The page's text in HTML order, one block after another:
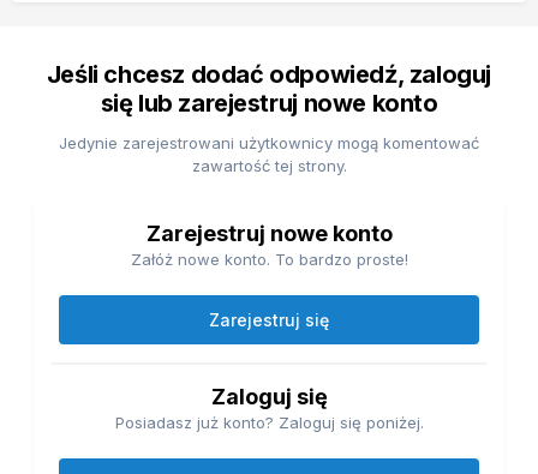
Jeśli chcesz dodać odpowiedź, zaloguj
się lub zarejestruj nowe konto
Jedynie zarejestrowani użytkownicy mogą komentować
zawartość tej strony.
Zarejestruj nowe konto
Załóż nowe konto. To bardzo proste!
Zarejestruj się
Zaloguj się
Posiadasz już konto? Zaloguj się poniżej.